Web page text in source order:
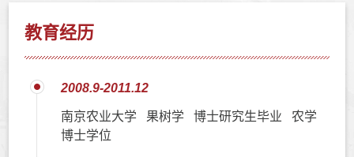
教育经历
2008.9-2011.12
南京农业大学 果树学 博士研究生毕业 农学
博士学位